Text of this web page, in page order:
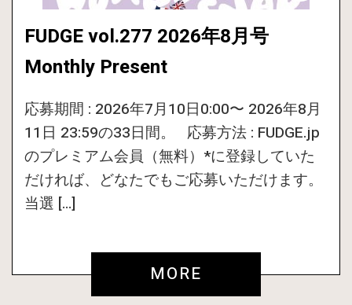
FUDGE vol.277 2026年8月号
Monthly Present
応募期間 : 2026年7月10日0:00〜 2026年8月
11日 23:59の33日間。 応募方法 : FUDGE.jp
のプレミアム会員（無料）*に登録していた
だければ、どなたでもご応募いただけます。
当選 […]
MORE